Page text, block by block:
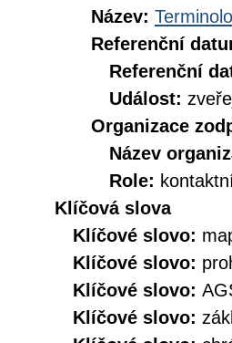
Název:
Referenční
Referenční
Událost:
Organizace
Název
Role:
Klíčová slova
Klíčové slovo:
Klíčové slovo:
Klíčové slovo:
Klíčové slovo: